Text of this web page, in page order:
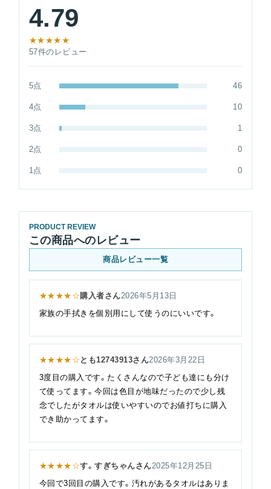
4.79
★★★★★
57件のレビュー
5点 46
4点 10
3点 1
2点 0
1点 0
PRODUCT REVIEW
この商品へのレビュー
商品レビュー一覧
★★★★☆ 購入者さん2026年5月13日
家族の手拭きを個別用にして使うのにいいです。
★★★★☆ とも12743913さん2026年3月22日
3度目の購入です。たくさんなので子ども達にも分け
て使ってます。今回は色目が地味だったので少し残
念でしたがタオルは使いやすいのでお値打ちに購入
でき助かってます。
★★★★☆す。すぎちゃんさん2025年12月25日
今回で3回目の購入です。汚れがあるタオルはありま